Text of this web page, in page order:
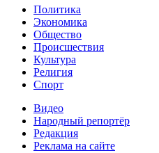
Политика
Экономика
Общество
Происшествия
Культура
Религия
Спорт
Видео
Народный репортёр
Редакция
Реклама на сайте